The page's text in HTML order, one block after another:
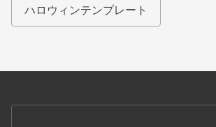
ハロウィンテンプレート